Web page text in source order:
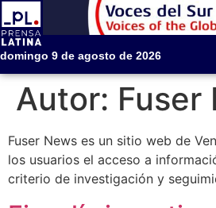
domingo 9 de agosto de 2026
Autor: Fuser
Fuser News es un sitio web de
los usuarios el acceso a
criterio de investigación y